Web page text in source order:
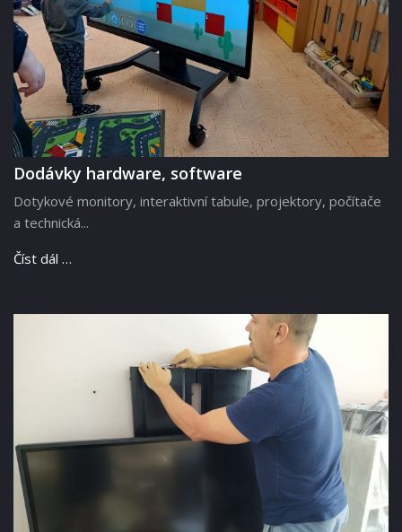
Dodávky hardware, software
Dotykové monitory, interaktivní tabule, projektory, počítače
a technická...
Číst dál …